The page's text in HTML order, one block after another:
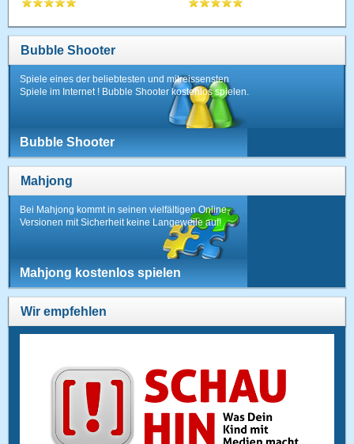
Bubble Shooter
Spiele eines der beliebtesten und mitreissensten
Spiele im Internet ! Bubble Shooter kostenlos spielen.
Bubble Shooter
Mahjong
Bei Mahjong kommt in seinen vielfältigen Online-
Versionen mit Sicherheit keine Langeweile auf!
Mahjong kostenlos spielen
Wir empfehlen